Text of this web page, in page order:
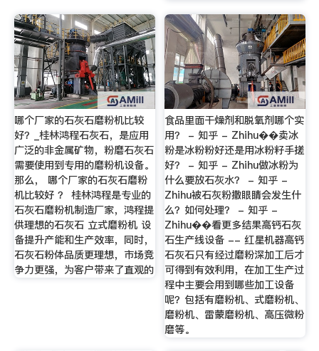
哪个厂家的石灰石磨粉机比较
好？_桂林鸿程石灰石，是应用
广泛的非金属矿物，粉磨石灰石
需要使用到专用的磨粉机设备。
那么， 哪个厂家的石灰石磨粉
机比较好 ？ 桂林鸿程是专业的
石灰石磨粉机制造厂家，鸿程提
供理想的石灰石 立式磨粉机 设
备提升产能和生产效率，同时，
石灰石粉体品质更理想，市场竞
争力更强，为客户带来了直观的
食品里面干燥剂和脱氧剂哪个实
用？ - 知乎 - Zhihu��卖冰
粉是冰粉粉好还是用冰粉籽手搓
好？ - 知乎 - Zhihu做冰粉为
什么要放石灰水？ - 知乎 -
Zhihu被石灰粉撒眼睛会发生什
么？如何处理？ - 知乎 -
Zhihu��看更多结果高钙石灰
石生产线设备 -- 红星机器高钙
石灰石只有经过磨粉深加工后才
可得到有效利用，在加工生产过
程中主要会用到哪些加工设备
呢？包括有磨粉机、式磨粉机、
磨粉机、雷蒙磨粉机、高压微粉
磨等。